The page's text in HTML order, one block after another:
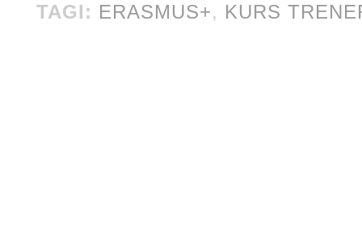
TAGI: ERASMUS+, KURS